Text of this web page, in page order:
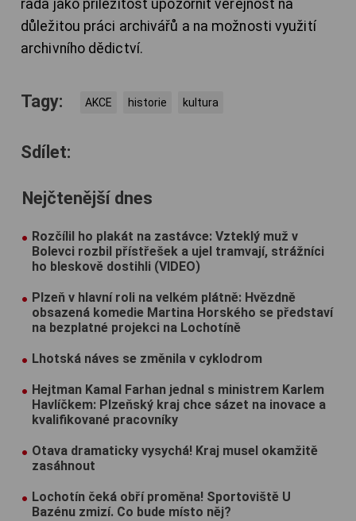
rada jako příležitost upozornit veřejnost na
důležitou práci archivářů a na možnosti využití
archivního dědictví.
Tagy: AKCE historie kultura
Sdílet:
Nejčtenější dnes
Rozčílil ho plakát na zastávce: Vzteklý muž v
Bolevci rozbil přístřešek a ujel tramvají, strážníci
ho bleskově dostihli (VIDEO)
Plzeň v hlavní roli na velkém plátně: Hvězdně
obsazená komedie Martina Horského se představí
na bezplatné projekci na Lochotíně
Lhotská náves se změnila v cyklodrom
Hejtman Kamal Farhan jednal s ministrem Karlem
Havlíčkem: Plzeňský kraj chce sázet na inovace a
kvalifikované pracovníky
Otava dramaticky vysychá! Kraj musel okamžitě
zasáhnout
Lochotín čeká obří proměna! Sportoviště U
Bazénu zmizí. Co bude místo něj?